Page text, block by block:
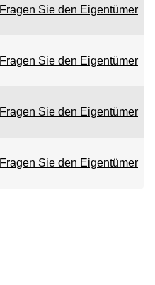
Fragen Sie den Eigentümer
Fragen Sie den Eigentümer
Fragen Sie den Eigentümer
Fragen Sie den Eigentümer